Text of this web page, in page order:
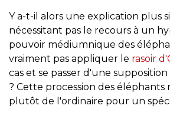
Y a-t-il alors une explication plus
nécessitant pas le recours à un
pouvoir médiumnique des
vraiment pas appliquer le rasoir
cas et se passer d'une
? Cette procession des éléphants
plutôt de l'ordinaire pour un